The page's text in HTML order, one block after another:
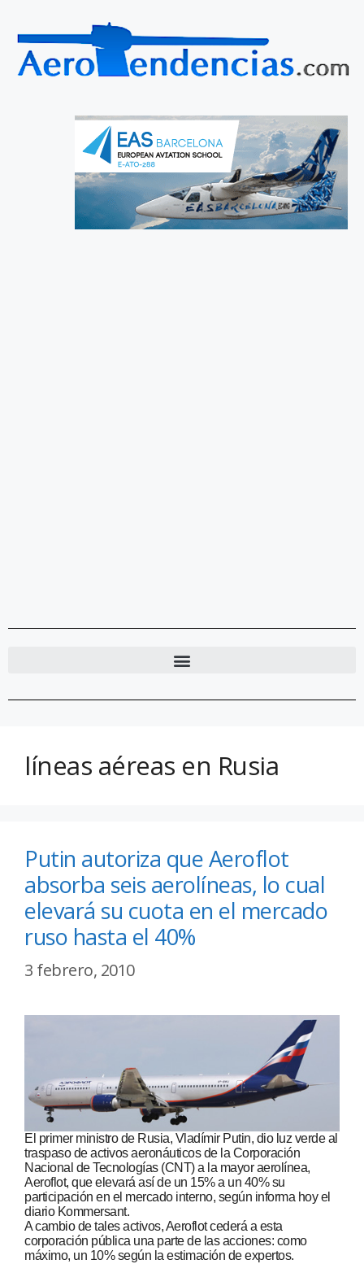
líneas aéreas en Rusia
Putin autoriza que Aeroflot
absorba seis aerolíneas, lo cual
elevará su cuota en el mercado
ruso hasta el 40%
3 febrero, 2010
El primer ministro de Rusia, Vladímir Putin, dio luz verde al
traspaso de activos aeronáuticos de la Corporación
Nacional de Tecnologías (CNT) a la mayor aerolínea,
Aeroflot, que elevará así de un 15% a un 40% su
participación en el mercado interno, según informa hoy el
diario Kommersant.
A cambio de tales activos, Aeroflot cederá a esta
corporación pública una parte de las acciones: como
máximo, un 10% según la estimación de expertos.